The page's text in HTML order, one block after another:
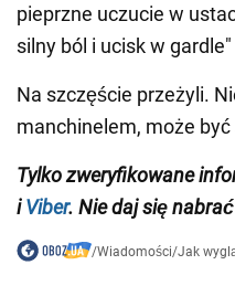
pieprzne uczucie w
silny ból i ucisk w
Na szczęście przeżyli.
manchinelem, może
Tylko zweryfikowane
iViber. Nie daj się
/Wiadomości/Jak